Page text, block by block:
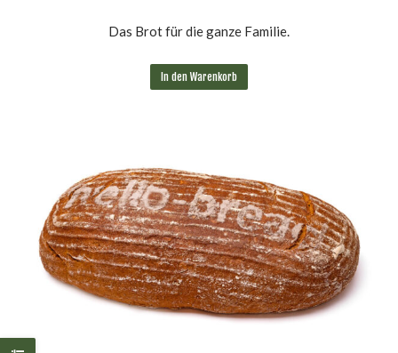
Das Brot für die ganze Familie.
In den Warenkorb